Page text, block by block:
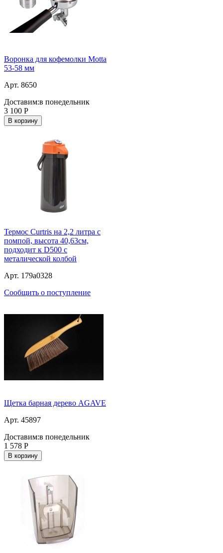
Воронка для кофемолки Motta
53-58 мм
Арт. 8650
Доставим:в понедельник
3 100 Р
В корзину
Термос Curtris на 2,2 литра с
помпой, высота 40,63см,
подходит к D500 с
металической колбой
Арт. 179a0328
Сообщить о поступление
Щетка барная дерево AGAVE
Арт. 45897
Доставим:в понедельник
1 578 Р
В корзину